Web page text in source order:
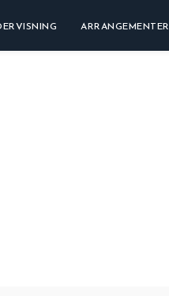
ARRANGEMENTER